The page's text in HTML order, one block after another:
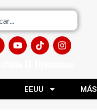
EEUU MÁS